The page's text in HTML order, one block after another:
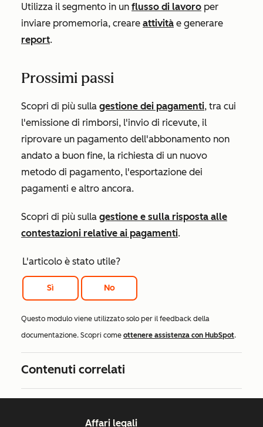
Utilizza il segmento in un flusso di lavoro per
inviare promemoria, creare attività e generare
report.
Prossimi passi
Scopri di più sulla gestione dei pagamenti, tra cui
l'emissione di rimborsi, l'invio di ricevute, il
riprovare un pagamento dell'abbonamento non
andato a buon fine, la richiesta di un nuovo
metodo di pagamento, l'esportazione dei
pagamenti e altro ancora.
Scopri di più sulla gestione e sulla risposta alle
contestazioni relative ai pagamenti.
L'articolo è stato utile?
Sì No
Questo modulo viene utilizzato solo per il feedback della
documentazione. Scopri come ottenere assistenza con HubSpot.
Contenuti correlati
Affari legali